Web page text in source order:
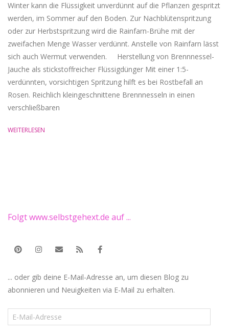
Winter kann die Flüssigkeit unverdünnt auf die Pflanzen gespritzt
werden, im Sommer auf den Boden. Zur Nachblütenspritzung
oder zur Herbstspritzung wird die Rainfarn-Brühe mit der
zweifachen Menge Wasser verdünnt. Anstelle von Rainfarn lässt
sich auch Wermut verwenden. Herstellung von Brennnessel-
Jauche als stickstoffreicher Flüssigdünger Mit einer 1:5-
verdünnten, vorsichtigen Spritzung hilft es bei Rostbefall an
Rosen. Reichlich kleingeschnittene Brennnesseln in einen
verschließbaren
WEITERLESEN
Folgt www.selbstgehext.de auf ...
... oder gib deine E-Mail-Adresse an, um diesen Blog zu
abonnieren und Neuigkeiten via E-Mail zu erhalten.
E-
Mail-